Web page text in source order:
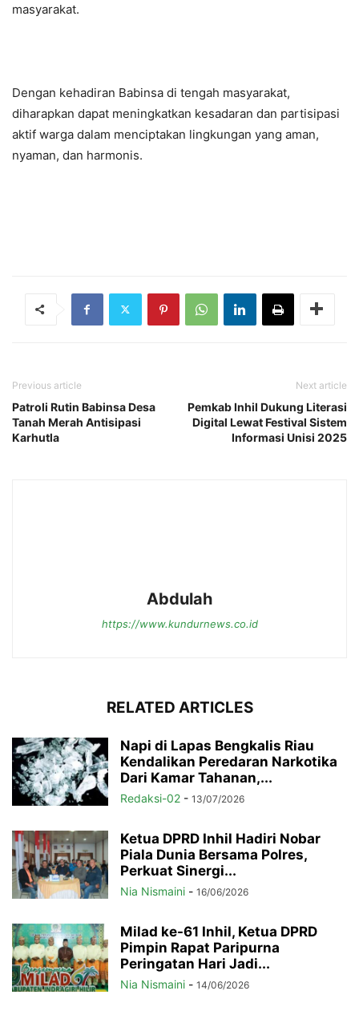
masyarakat.
Dengan kehadiran Babinsa di tengah masyarakat,
diharapkan dapat meningkatkan kesadaran dan partisipasi
aktif warga dalam menciptakan lingkungan yang aman,
nyaman, dan harmonis.
Previous article
Patroli Rutin Babinsa Desa
Tanah Merah Antisipasi
Karhutla
Next article
Pemkab Inhil Dukung Literasi
Digital Lewat Festival Sistem
Informasi Unisi 2025
Abdulah
https://www.kundurnews.co.id
RELATED ARTICLES
Napi di Lapas Bengkalis Riau
Kendalikan Peredaran Narkotika
Dari Kamar Tahanan,...
Redaksi-02 - 13/07/2026
Ketua DPRD Inhil Hadiri Nobar
Piala Dunia Bersama Polres,
Perkuat Sinergi...
Nia Nismaini - 16/06/2026
Milad ke-61 Inhil, Ketua DPRD
Pimpin Rapat Paripurna
Peringatan Hari Jadi...
Nia Nismaini - 14/06/2026